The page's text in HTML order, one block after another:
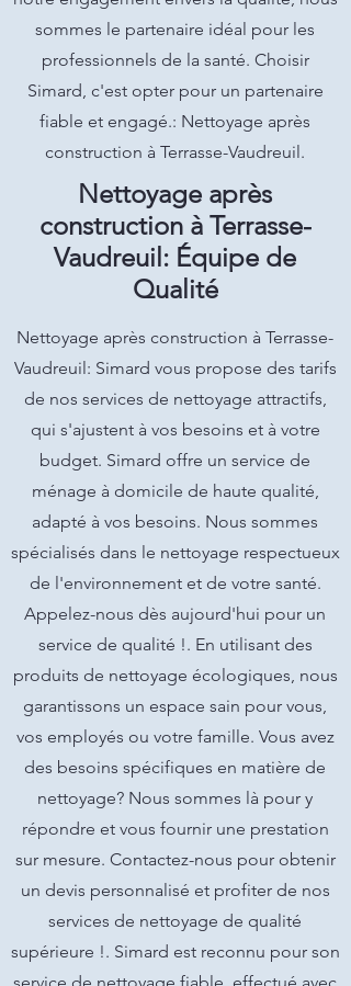
sommes le partenaire idéal pour les
professionnels de la santé. Choisir
Simard, c'est opter pour un partenaire
fiable et engagé.: Nettoyage après
construction à Terrasse-Vaudreuil.
Nettoyage après
construction à Terrasse-
Vaudreuil: Équipe de
Qualité
Nettoyage après construction à Terrasse-
Vaudreuil: Simard vous propose des tarifs
de nos services de nettoyage attractifs,
qui s'ajustent à vos besoins et à votre
budget. Simard offre un service de
ménage à domicile de haute qualité,
adapté à vos besoins. Nous sommes
spécialisés dans le nettoyage respectueux
de l'environnement et de votre santé.
Appelez-nous dès aujourd'hui pour un
service de qualité !. En utilisant des
produits de nettoyage écologiques, nous
garantissons un espace sain pour vous,
vos employés ou votre famille. Vous avez
des besoins spécifiques en matière de
nettoyage? Nous sommes là pour y
répondre et vous fournir une prestation
sur mesure. Contactez-nous pour obtenir
un devis personnalisé et profiter de nos
services de nettoyage de qualité
supérieure !. Simard est reconnu pour son